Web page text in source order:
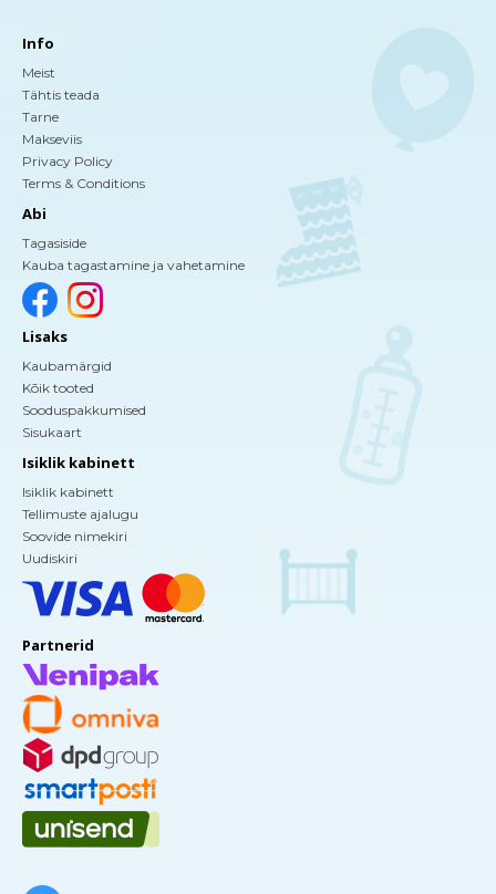
Info
Meist
Tähtis teada
Tarne
Makseviis
Privacy Policy
Terms & Conditions
Abi
Tagasiside
Kauba tagastamine ja vahetamine
Lisaks
Kaubamärgid
Kõik tooted
Sooduspakkumised
Sisukaart
Isiklik kabinett
Isiklik kabinett
Tellimuste ajalugu
Soovide nimekiri
Uudiskiri
Partnerid